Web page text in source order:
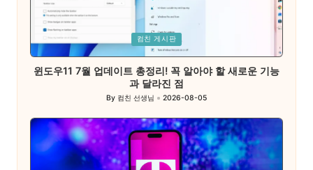
Posted
in
컴친 게시판
윈도우11 7월 업데이트 총정리! 꼭 알아야 할 새로운 기능
과 달라진 점
Posted
By 컴친 선생님 2026-08-05